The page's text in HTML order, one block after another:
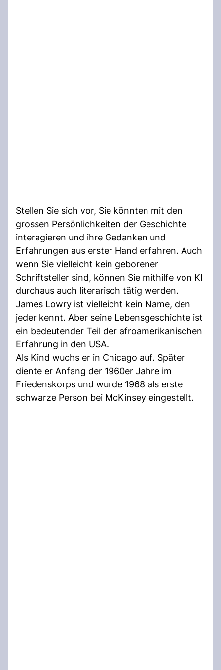
Stellen Sie sich vor, Sie könnten mit den
grossen Persönlichkeiten der Geschichte
interagieren und ihre Gedanken und
Erfahrungen aus erster Hand erfahren. Auch
wenn Sie vielleicht kein geborener
Schriftsteller sind, können Sie mithilfe von KI
durchaus auch literarisch tätig werden.
James Lowry ist vielleicht kein Name, den
jeder kennt. Aber seine Lebensgeschichte ist
ein bedeutender Teil der afroamerikanischen
Erfahrung in den USA.
Als Kind wuchs er in Chicago auf. Später
diente er Anfang der 1960er Jahre im
Friedenskorps und wurde 1968 als erste
schwarze Person bei McKinsey eingestellt.